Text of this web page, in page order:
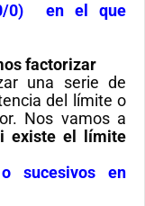
0) en el que
factorizar
una serie de
del límite o
Nos vamos a
existe el límite
sucesivos en